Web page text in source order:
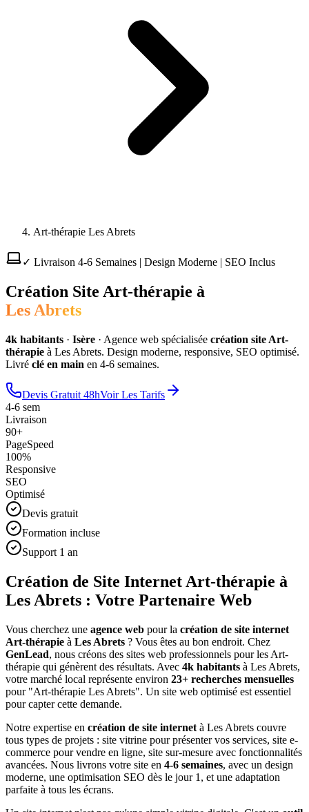
Art-thérapie Les Abrets
✓ Livraison 4-6 Semaines | Design Moderne | SEO Inclus
Création Site Art-thérapie à
Les Abrets
4k habitants · Isère · Agence web spécialisée création site Art-
thérapie à Les Abrets. Design moderne, responsive, SEO optimisé.
Livré clé en main en 4-6 semaines.
Devis Gratuit 48hVoir Les Tarifs
4-6 sem
Livraison
90+
PageSpeed
100%
Responsive
SEO
Optimisé
Devis gratuit
Formation incluse
Support 1 an
Création de Site Internet Art-thérapie à
Les Abrets : Votre Partenaire Web
Vous cherchez une agence web pour la création de site internet
Art-thérapie à Les Abrets ? Vous êtes au bon endroit. Chez
GenLead, nous créons des sites web professionnels pour les Art-
thérapie qui génèrent des résultats. Avec 4k habitants à Les Abrets,
votre marché local représente environ 23+ recherches mensuelles
pour "Art-thérapie Les Abrets". Un site web optimisé est essentiel
pour capter cette demande.
Notre expertise en création de site internet à Les Abrets couvre
tous types de projets : site vitrine pour présenter vos services, site e-
commerce pour vendre en ligne, site sur-mesure avec fonctionnalités
avancées. Nous livrons votre site en 4-6 semaines, avec un design
moderne, une optimisation SEO dès le jour 1, et une adaptation
parfaite à tous les écrans.